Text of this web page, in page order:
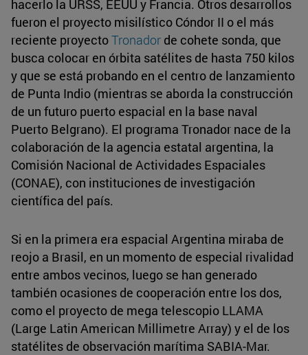
hacerlo la URSS, EEUU y Francia. Otros desarrollos
fueron el proyecto misilístico Cóndor II o el más
reciente proyectoTronador de cohete sonda, que
busca colocar en órbita satélites de hasta 750 kilos
y que se está probando en el centro de lanzamiento
de Punta Indio (mientras se aborda la construcción
de un futuro puerto espacial en la base naval
Puerto Belgrano). El programa Tronador nace de la
colaboración de la agencia estatal argentina, la
Comisión Nacional de Actividades Espaciales
(CONAE), con instituciones de investigación
científica del país.
Si en la primera era espacial Argentina miraba de
reojo a Brasil, en un momento de especial rivalidad
entre ambos vecinos, luego se han generado
también ocasiones de cooperación entre los dos,
como el proyecto de mega telescopio LLAMA
(Large Latin American Millimetre Array) y el de los
statélites de observación marítima SABIA-Mar.